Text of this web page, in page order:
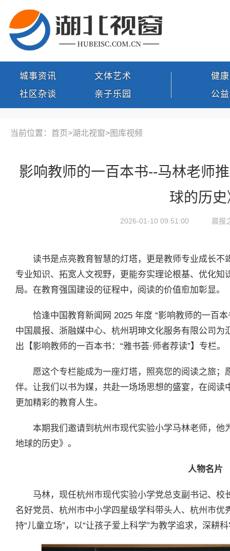
城事资讯
社区杂谈
文体艺术
亲子乐园
健
公
当前位置：首页>湖北视窗>图库视频
影响教师的一百本书--马林老师
球的历
2026-01-10 09:51:00 晨报
读书是点亮教育智慧的灯塔，更是教师专业成长
专业知识、拓宽人文视野，更能夯实理论根基、优化
局。在教育强国建设的征程中，阅读的价值愈加彰显。
恰逢中国教育新闻网 2025 年度 “影响教师的一百
中国晨报、浙融媒中心、杭州玥珅文化服务有限公司
出【影响教师的一百本书：“雅书荟·师者荐读”】专栏。
愿这个专栏能成为一座灯塔，照亮您的阅读之旅
伴。让我们以书为媒，共赴一场场思想的盛宴，在阅
更加精彩的教育人生。
本期我们邀请到杭州市现代实验小学马林老师，
地球的历史》。
人物名片
马林，现任杭州市现代实验小学党总支副书记、
名好党员、杭州市中小学四星级学科带头人、杭州市
持“儿童立场”，以“让孩子爱上科学”为教学追求，深耕